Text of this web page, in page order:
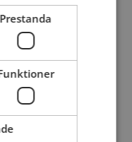
kostnad!
Prestanda